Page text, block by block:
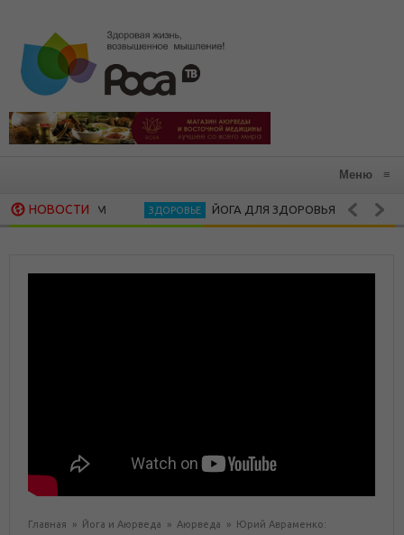
Меню ≡
НОВОСТИ ЗДОРОВЬЕ ЙОГА ДЛЯ ЗДОРОВЬЯ АЮРВЕДА
Главная » Йога и Аюрведа » Аюрведа » Юрий Авраменко: